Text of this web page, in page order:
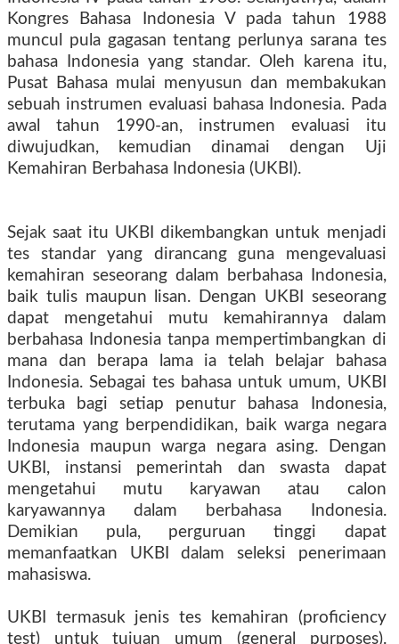
Kongres Bahasa Indonesia V pada tahun 1988
muncul pula gagasan tentang perlunya sarana tes
bahasa Indonesia yang standar. Oleh karena itu,
Pusat Bahasa mulai menyusun dan membakukan
sebuah instrumen evaluasi bahasa Indonesia. Pada
awal tahun 1990-an, instrumen evaluasi itu
diwujudkan, kemudian dinamai dengan Uji
Kemahiran Berbahasa Indonesia (UKBI).
Sejak saat itu UKBI dikembangkan untuk menjadi
tes standar yang dirancang guna mengevaluasi
kemahiran seseorang dalam berbahasa Indonesia,
baik tulis maupun lisan. Dengan UKBI seseorang
dapat mengetahui mutu kemahirannya dalam
berbahasa Indonesia tanpa mempertimbangkan di
mana dan berapa lama ia telah belajar bahasa
Indonesia. Sebagai tes bahasa untuk umum, UKBI
terbuka bagi setiap penutur bahasa Indonesia,
terutama yang berpendidikan, baik warga negara
Indonesia maupun warga negara asing. Dengan
UKBI, instansi pemerintah dan swasta dapat
mengetahui mutu karyawan atau calon
karyawannya dalam berbahasa Indonesia.
Demikian pula, perguruan tinggi dapat
memanfaatkan UKBI dalam seleksi penerimaan
mahasiswa.
UKBI termasuk jenis tes kemahiran (proficiency
test) untuk tujuan umum (general purposes).